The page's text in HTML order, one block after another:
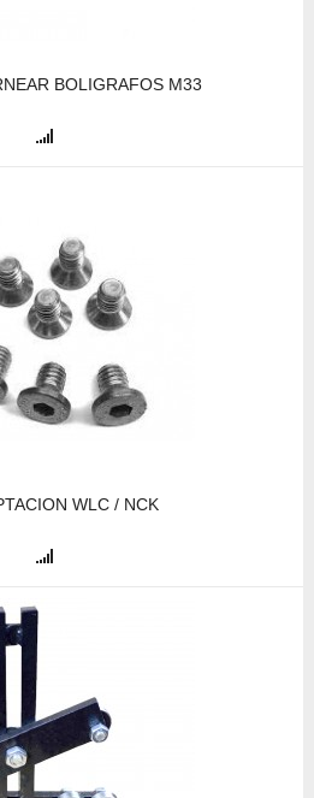
BOLIGRAFOS M33
WLC / NCK